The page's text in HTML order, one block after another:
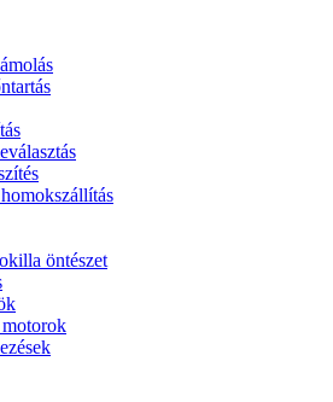
öntészet